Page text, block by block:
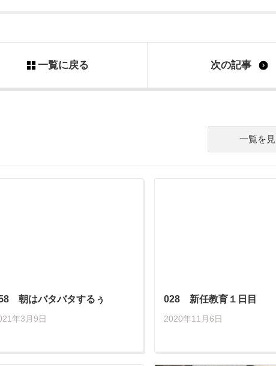
一覧に戻る 次の記事
一覧を
朝はバタバタするぅ
年3月9日
028 新任教育１日目
2020年11月6日